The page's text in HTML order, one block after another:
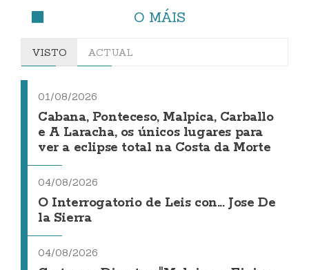
O MÁIS
VISTO ACTUAL
01/08/2026
Cabana, Ponteceso, Malpica, Carballo
e A Laracha, os únicos lugares para
ver a eclipse total na Costa da Morte
04/08/2026
O Interrogatorio de Leis con... Jose De
la Sierra
04/08/2026